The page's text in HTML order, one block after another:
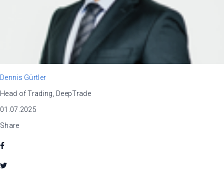
Dennis Gürtler
Head of Trading, DeepTrade
01.07.2025
Share